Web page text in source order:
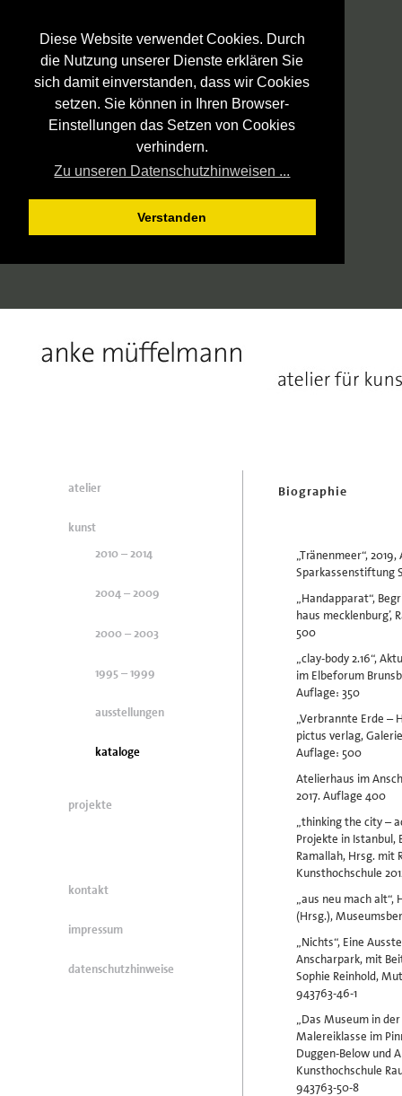
Diese Website verwendet Cookies. Durch
die Nutzung unserer Dienste erklären Sie
sich damit einverstanden, dass wir Cookies
setzen. Sie können in Ihren Browser-
Einstellungen das Setzen von Cookies
verhindern.
Zu unseren Datenschutzhinweisen ...
Verstanden
atelier
kunst
2010 – 2014
2004 – 2009
2000 – 2003
1995 – 1999
ausstellungen
kataloge
projekte
kontakt
impressum
datenschutzhinweise
Biographie
„Tränenmeer“,
Sparkassenstiftung
„Handapparat“,
haus mecklenburg’,
500
„clay-body 2.16“,
im Elbeforum
Auflage: 350
„Verbrannte Erde –
pictus verlag, Galerie
Auflage: 500
Atelierhaus im
2017. Auflage 400
„thinking the city –
Projekte in Istanbul,
Ramallah, Hrsg. mit
Kunsthochschule
„aus neu mach alt“,
(Hrsg.),
„Nichts“, Eine
Anscharpark, mit
Sophie Reinhold,
943763-46-1
„Das Museum in
Malereiklasse im
Duggen-Below und
Kunsthochschule
943763-50-8